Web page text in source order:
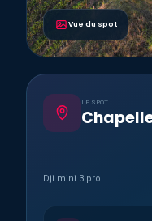
Vue du spot
LE SPOT
Dji mini 3 pro